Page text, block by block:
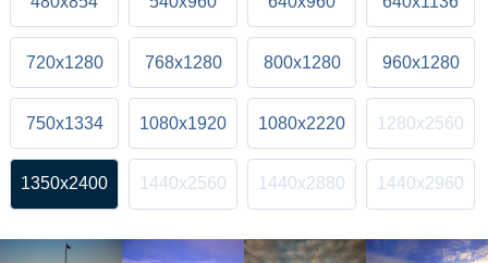
720x1280 768x1280 800x1280 960x1280
750x1334 1080x1920 1080x2220 1280x2560
1350x2400 1440x2560 1440x2880 1440x2960